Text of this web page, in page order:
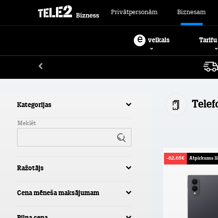
Privātpersonām Biznesam
e veikals
Kategorijas
Meklēt
Ražotājs
Cena mēneša maksājumam
-82,65€ Atpirkums